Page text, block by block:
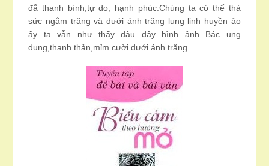
đẫ thanh bình,tự do, hạnh phúc.Chúng ta có thể thả
sức ngắm trăng và dưới ánh trăng lung linh huyền ảo
ấy ta vẫn như thấy đâu đây hình ảnh Bác ung
dung,thanh thản,mỉm cười dưới ánh trăng.